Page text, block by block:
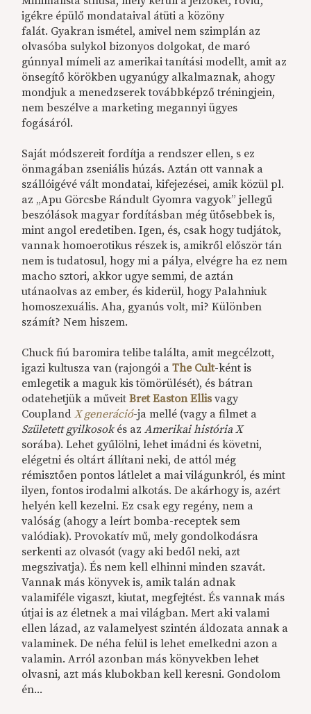
igékre épülő mondataival átüti a közöny
falát. Gyakran ismétel, amivel nem szimplán az
olvasóba sulykol bizonyos dolgokat, de maró
gúnnyal mímeli az amerikai tanítási modellt, amit az
önsegítő körökben ugyanúgy alkalmaznak, ahogy
mondjuk a menedzserek továbbképző tréningjein,
nem beszélve a marketing megannyi ügyes
fogásáról.
Saját módszereit fordítja a rendszer ellen, s ez
önmagában zseniális húzás. Aztán ott vannak a
szállóigévé vált mondatai, kifejezései, amik közül pl.
az „Apu Görcsbe Rándult Gyomra vagyok” jellegű
beszólások magyar fordításban még ütősebbek is,
mint angol eredetiben. Igen, és, csak hogy tudjátok,
vannak homoerotikus részek is, amikről először tán
nem is tudatosul, hogy mi a pálya, elvégre ha ez nem
macho sztori, akkor ugye semmi, de aztán
utánaolvas az ember, és kiderül, hogy Palahniuk
homoszexuális. Aha, gyanús volt, mi? Különben
számít? Nem hiszem.
Chuck fiú baromira telibe találta, amit megcélzott,
igazi kultusza van (rajongói aThe Cult-ként is
emlegetik a maguk kis tömörülését), és bátran
odatehetjük a műveitBret Easton Ellis vagy
CouplandX generáció-ja mellé (vagy a filmet a
Született gyilkosokés azAmerikai história X
sorába). Lehet gyűlölni, lehet imádni és követni,
elégetni és oltárt állítani neki, de attól még
rémisztően pontos látlelet a mai világunkról, és mint
ilyen, fontos irodalmi alkotás. De akárhogy is, azért
helyén kell kezelni. Ez csak egy regény, nem a
valóság (ahogy a leírt bomba-receptek sem
valódiak). Provokatív mű, mely gondolkodásra
serkenti az olvasót (vagy aki bedől neki, azt
megszivatja). És nem kell elhinni minden szavát.
Vannak más könyvek is, amik talán adnak
valamiféle vigaszt, kiutat, megfejtést. És vannak más
útjai is az életnek a mai világban. Mert aki valami
ellen lázad, az valamelyest szintén áldozata annak a
valaminek. De néha felül is lehet emelkedni azon a
valamin. Arról azonban más könyvekben lehet
olvasni, azt más klubokban kell keresni. Gondolom
én...